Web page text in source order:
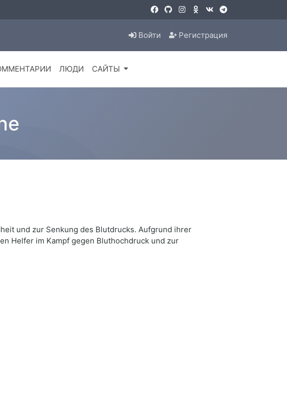
Войти Регистрация
ЛЮДИ САЙТЫ
und zur Senkung des Blutdrucks. Aufgrund ihrer
Helfer im Kampf gegen Bluthochdruck und zur